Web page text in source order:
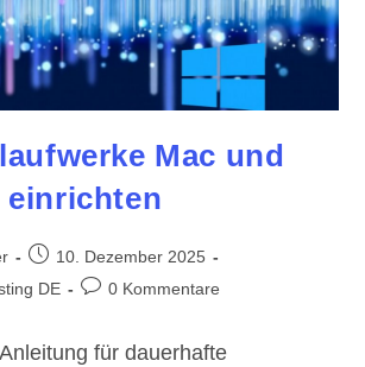
Mac und
einrichten
Beitrag
veröffentlicht:
10. Dezember 2025
DE
Beitrags-
0 Kommentare
für dauerhafte